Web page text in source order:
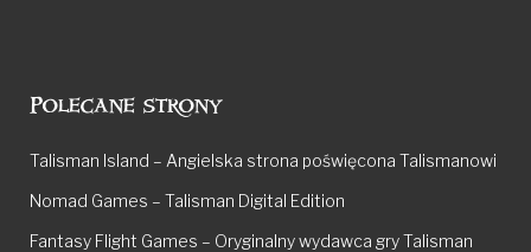
Polecane strony
Talisman Island – Angielska strona poświęcona Talismanowi
Nomad Games – Talisman Digital Edition
Fantasy Flight Games – Oryginalny wydawca gry Talisman